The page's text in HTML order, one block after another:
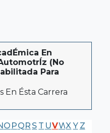
En
(No
Para
En Ésta Carrera
O PQR S T UVWX Y Z